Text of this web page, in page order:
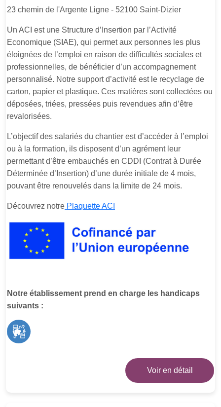
23 chemin de l'Argente Ligne - 52100 Saint-Dizier
Un ACI est une Structure d’Insertion par l’Activité
Economique (SIAE), qui permet aux personnes les plus
éloignées de l’emploi en raison de difficultés sociales et
professionnelles, de bénéficier d’un accompagnement
personnalisé. Notre support d’activité est le recyclage de
carton, papier et plastique. Ces matières sont collectées ou
déposées, triées, pressées puis revendues afin d’être
revalorisées.
L’objectif des salariés du chantier est d’accéder à l’emploi
ou à la formation, ils disposent d’un agrément leur
permettant d’être embauchés en CDDI (Contrat à Durée
Déterminée d’Insertion) d’une durée initiale de 4 mois,
pouvant être renouvelés dans la limite de 24 mois.
Découvrez notre Plaquette ACI
Notre établissement prend en charge les handicaps
suivants :
Voir en détail